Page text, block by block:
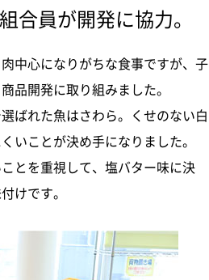
合員が開発に協力。
中心になりがちな食事ですが、子
品開発に取り組みました。
ばれた魚はさわら。くせのない白
いことが決め手になりました。
とを重視して、塩バター味に決
けです。